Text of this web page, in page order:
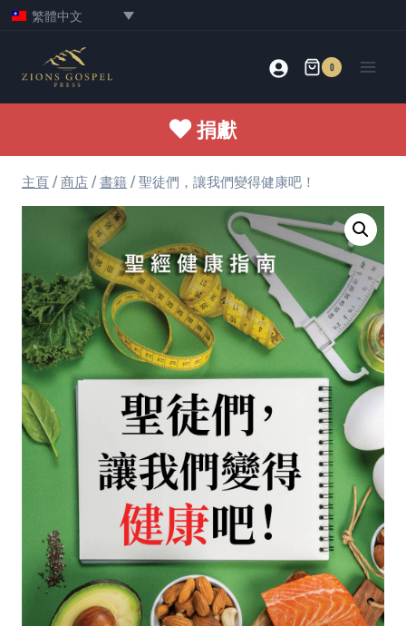
Skip
content
繁體中文
0
捐獻
主頁 / 商店 / 書籍 / 聖徒們，讓我們變得健康吧！